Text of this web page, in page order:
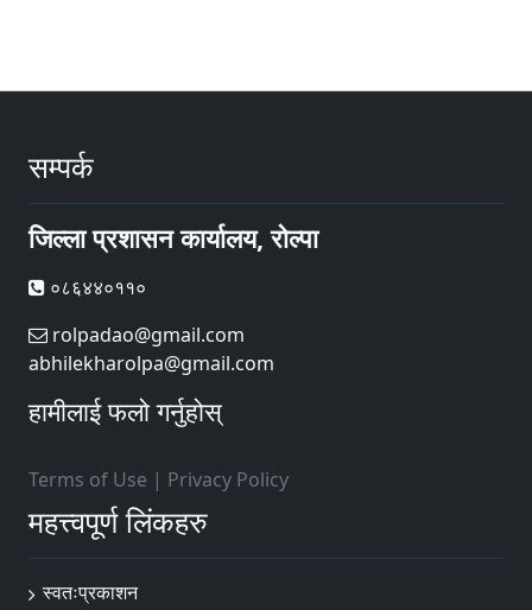
सम्पर्क
जिल्ला प्रशासन कार्यालय, रोल्पा
०८६४४०११०
rolpadao@gmail.com
abhilekharolpa@gmail.com
हामीलाई फलो गर्नुहोस्
Terms of Use | Privacy Policy
महत्त्वपूर्ण लिंकहरु
स्वतःप्रकाशन